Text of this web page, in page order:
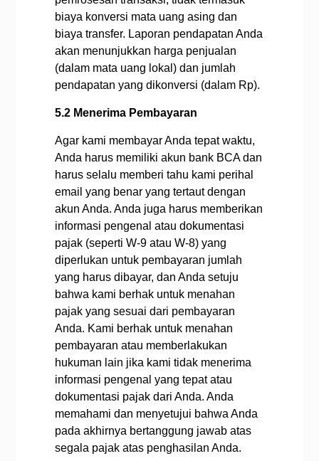
biaya konversi mata uang asing dan
biaya transfer. Laporan pendapatan Anda
akan menunjukkan harga penjualan
(dalam mata uang lokal) dan jumlah
pendapatan yang dikonversi (dalam Rp).
5.2 Menerima Pembayaran
Agar kami membayar Anda tepat waktu,
Anda harus memiliki akun bank BCA dan
harus selalu memberi tahu kami perihal
email yang benar yang tertaut dengan
akun Anda. Anda juga harus memberikan
informasi pengenal atau dokumentasi
pajak (seperti W-9 atau W-8) yang
diperlukan untuk pembayaran jumlah
yang harus dibayar, dan Anda setuju
bahwa kami berhak untuk menahan
pajak yang sesuai dari pembayaran
Anda. Kami berhak untuk menahan
pembayaran atau memberlakukan
hukuman lain jika kami tidak menerima
informasi pengenal yang tepat atau
dokumentasi pajak dari Anda. Anda
memahami dan menyetujui bahwa Anda
pada akhirnya bertanggung jawab atas
segala pajak atas penghasilan Anda.